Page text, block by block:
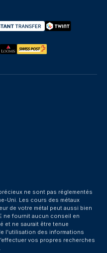
ne sont pas réglementés
Uni. Les cours des métaux
de votre métal peut aussi bien
ne fournit aucun conseil en
et ne saurait être tenue
l’utilisation des informations
vos propres recherches